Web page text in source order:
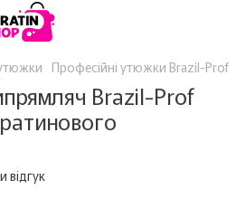
Професійні утюжки Brazil-Prof
Brazil-Prof
відгук